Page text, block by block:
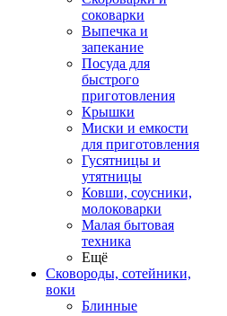
соковарки
Выпечка и
запекание
Посуда для
быстрого
приготовления
Крышки
Миски и емкости
для приготовления
Гусятницы и
утятницы
Ковши, соусники,
молоковарки
Малая бытовая
техника
Ещё
Сковороды, сотейники,
воки
Блинные